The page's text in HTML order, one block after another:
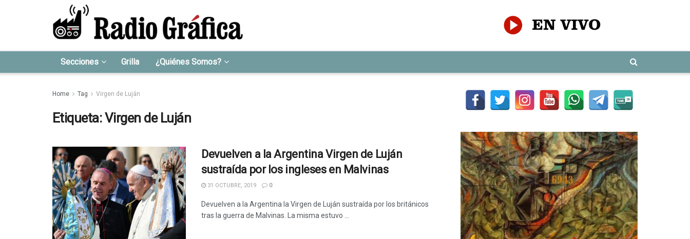
Secciones Grilla ¿Quiénes Somos?
Home Tag Virgen de Luján
Etiqueta:Virgen de Luján
Devuelven a la Argentina Virgen de Luján
sustraída por los ingleses en Malvinas
31 OCTUBRE, 2019 0
Devuelven a la Argentina la Virgen de Luján sustraída por los británicos
tras la guerra de Malvinas. La misma estuvo ...